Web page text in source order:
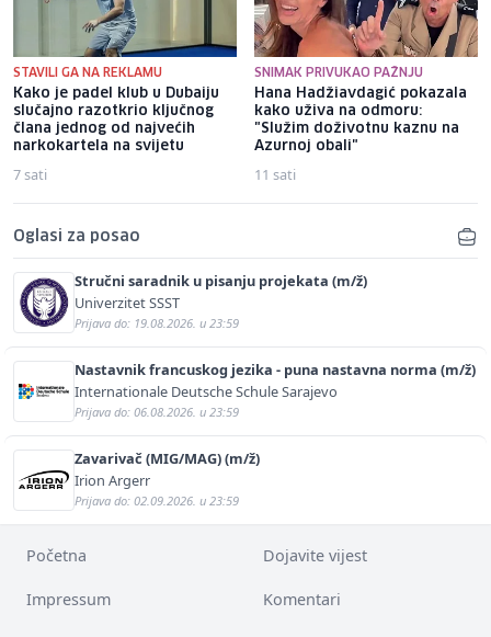
STAVILI GA NA REKLAMU
Kako je padel klub u Dubaiju
slučajno razotkrio ključnog
člana jednog od najvećih
narkokartela na svijetu
7 sati
SNIMAK PRIVUKAO PAŽNJU
Hana Hadžiavdagić pokazala
kako uživa na odmoru:
"Služim doživotnu kaznu na
Azurnoj obali"
11 sati
Oglasi za posao
Stručni saradnik u pisanju projekata (m/ž)
Univerzitet SSST
Prijava do: 19.08.2026. u 23:59
Nastavnik francuskog jezika - puna nastavna norma (m/ž)
Internationale Deutsche Schule Sarajevo
Prijava do: 06.08.2026. u 23:59
Zavarivač (MIG/MAG) (m/ž)
Irion Argerr
Prijava do: 02.09.2026. u 23:59
Početna Dojavite vijest
Impressum Komentari